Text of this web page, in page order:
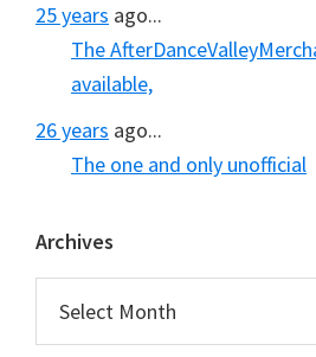
25 years ago...
The
available,
26 years ago...
The one and only unofficial
Archives